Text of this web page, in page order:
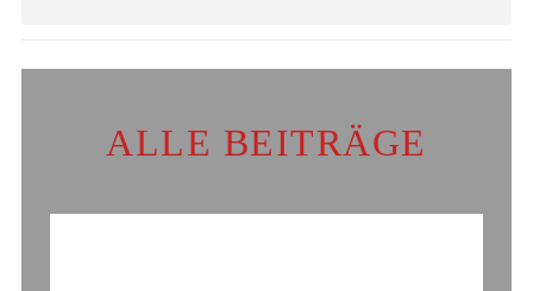
ALLE BEITRÄGE